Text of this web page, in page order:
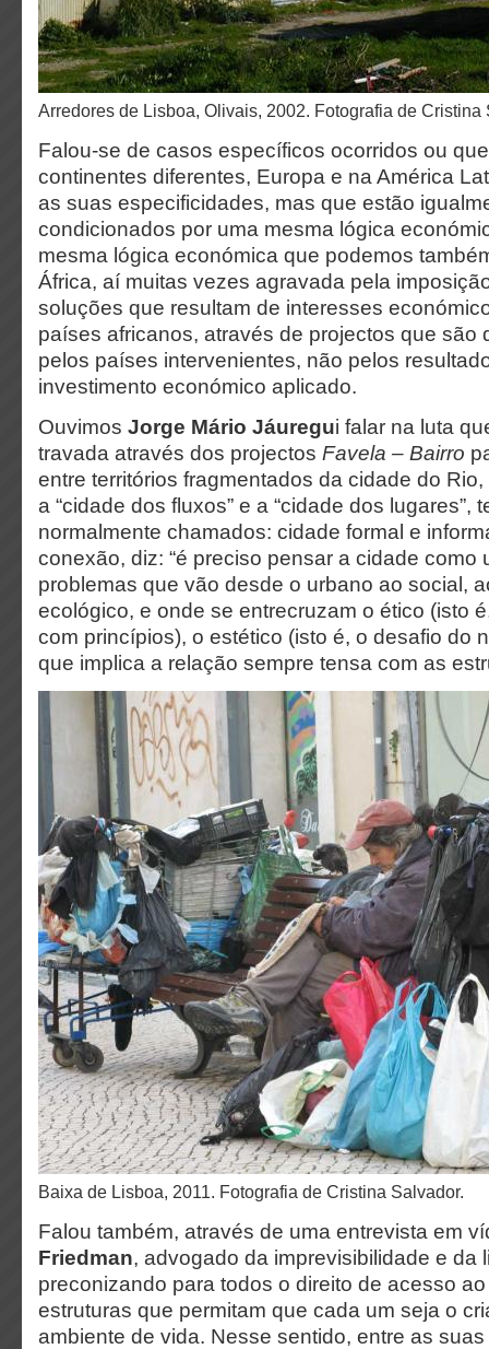
Arredores de Lisboa, Olivais, 2002. Fotografia de Cristina
Falou-se de casos específicos ocorridos ou
continentes diferentes, Europa e na América
as suas especificidades, mas que estão
condicionados por uma mesma lógica
mesma lógica económica que podemos
África, aí muitas vezes agravada pela
soluções que resultam de interesses
países africanos, através de projectos que são
pelos países intervenientes, não pelos
investimento económico aplicado.
Ouvimos Jorge Mário Jáuregui falar na luta
travada através dos projectos Favela – Bairro
entre territórios fragmentados da cidade do
a “cidade dos fluxos” e a “cidade dos lugares”,
normalmente chamados: cidade formal e
conexão, diz: “é preciso pensar a cidade como
problemas que vão desde o urbano ao social,
ecológico, e onde se entrecruzam o ético (isto
com princípios), o estético (isto é, o desafio do
que implica a relação sempre tensa com as
Baixa de Lisboa, 2011. Fotografia de Cristina Salvador.
Falou também, através de uma entrevista em
Friedman, advogado da imprevisibilidade e da
preconizando para todos o direito de acesso
estruturas que permitam que cada um seja o
ambiente de vida. Nesse sentido, entre as